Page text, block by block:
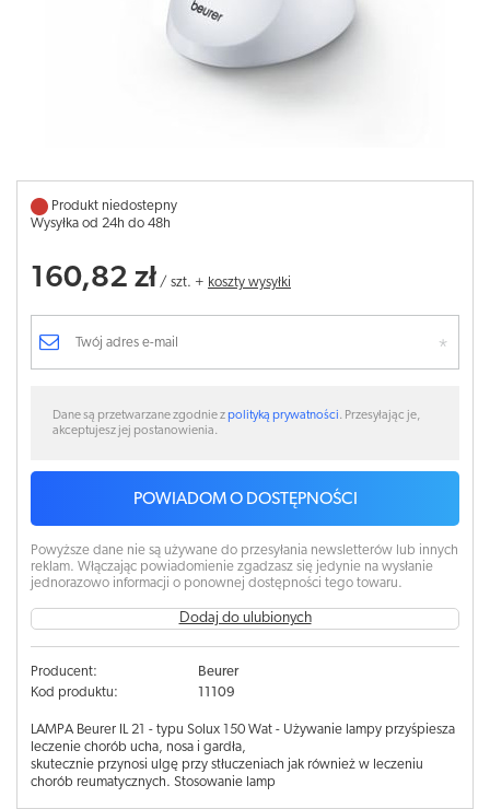
Produkt niedostepny
Wysyłka od 24h do 48h
160,82 zł / szt. + koszty wysyłki
Dane są przetwarzane zgodnie zpolityką prywatności. Przesyłając je,
akceptujesz jej postanowienia.
POWIADOM O DOSTĘPNOŚCI
Powyższe dane nie są używane do przesyłania newsletterów lub innych
reklam. Włączając powiadomienie zgadzasz się jedynie na wysłanie
jednorazowo informacji o ponownej dostępności tego towaru.
Dodaj do ulubionych
Producent:
Beurer
Kod produktu:
11109
LAMPA Beurer IL 21 - typu Solux 150 Wat - Używanie lampy przyśpiesza
leczenie chorób ucha, nosa i gardła,
skutecznie przynosi ulgę przy stłuczeniach jak również w leczeniu
chorób reumatycznych. Stosowanie lamp